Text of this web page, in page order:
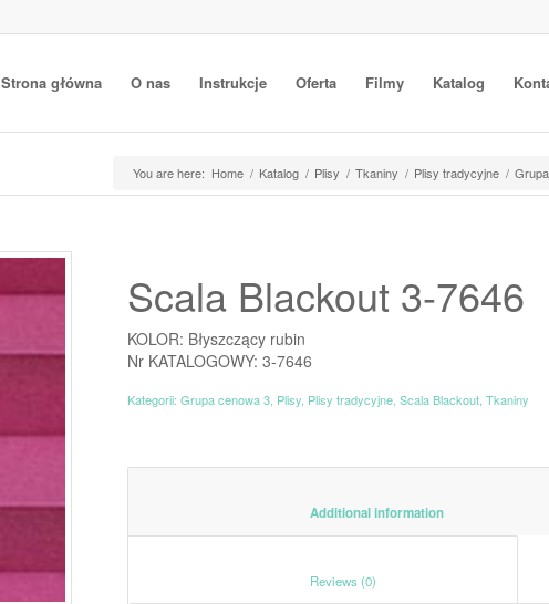
Strona główna O nas Instrukcje Oferta Filmy Katalog
You are here: Home / Katalog / Plisy / Tkaniny / Plisy tradycyjne /
Scala Blackout 3-7646
KOLOR: Błyszczący rubin
Nr KATALOGOWY: 3-7646
Kategorii:Grupa cenowa 3 Plisy Plisy tradycyjne ,Scala Blackout ,Tkaniny